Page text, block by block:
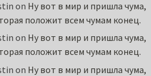
on Ну вот в мир и пришла чума,
положит всем чумам конец.
on Ну вот в мир и пришла чума,
положит всем чумам конец.
on Ну вот в мир и пришла чума,